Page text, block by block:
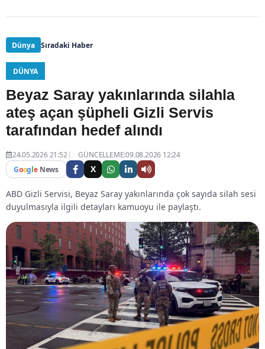
Dünya Sıradaki Haber
DÜNYA
Beyaz Saray yakınlarında silahla
ateş açan şüpheli Gizli Servis
tarafından hedef alındı
24.05.2026 21:52
GÜNCELLEME:09.08.2026 12:24
Google News X
ABD Gizli Servisi, Beyaz Saray yakınlarında çok sayıda silah sesi
duyulmasıyla ilgili detayları kamuoyu ile paylaştı.